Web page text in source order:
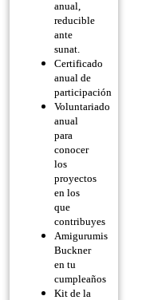
anual,
reducible
ante
sunat.
Certificado
anual de
participación
Voluntariado
anual
para
conocer
los
proyectos
en los
que
contribuyes
Amigurumis
Buckner
en tu
cumpleaños
Kit de la